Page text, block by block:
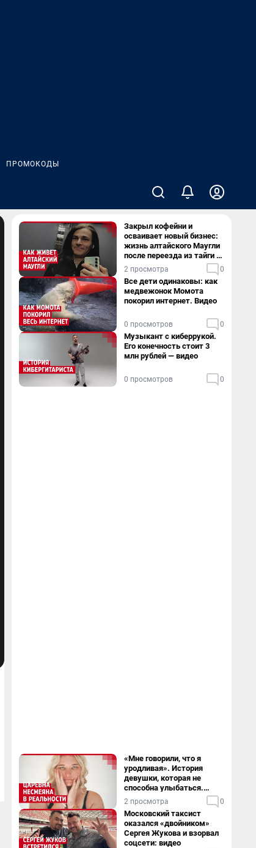
ПРОМОКОДЫ
Закрыл кофейни и
осваивает новый бизнес:
жизнь алтайского Маугли
после переезда из тайги в
столицу
2 просмотра 0
Все дети одинаковы: как
медвежонок Момота
покорил интернет. Видео
0 просмотров 0
Музыкант с киберрукой.
Его конечность стоит 3
млн рублей — видео
0 просмотров 0
«Мне говорили, что я
уродливая». История
девушки, которая не
способна улыбаться.
Видео
2 просмотра 0
Московский таксист
оказался «двойником»
Сергея Жукова и взорвал
соцсети: видео